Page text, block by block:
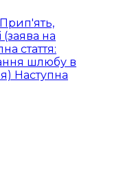
на
стаття:
шлюбу в
Наступна